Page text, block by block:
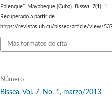
Palenque”, Mayabeque (Cuba).Bissea 7(1), 1.
Recuperado a partir de
https://revistas.uh.cu/bissea/article/view/
Más formatos de cita
Número
Bissea, Vol. 7, No. 1, marzo/2013